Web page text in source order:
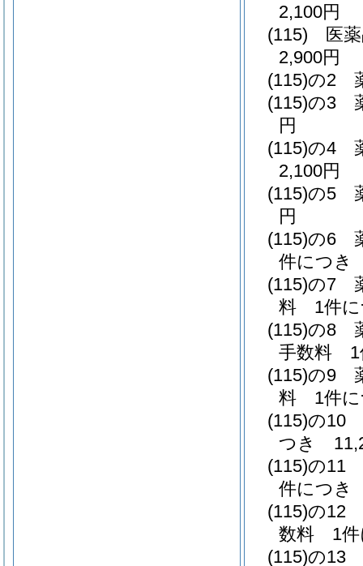
2,100円
(115)
医
2,900円
(115)の2
(115)の3
円
(115)の4
2,100円
(115)の5
円
(115)の6
件につき
(115)の7
料 1件
(115)の8
手数料 1
(115)の9
料 1件
(115)の10
つき
(115)の11
件につき
(115)の12
数料 1件
(115)の13